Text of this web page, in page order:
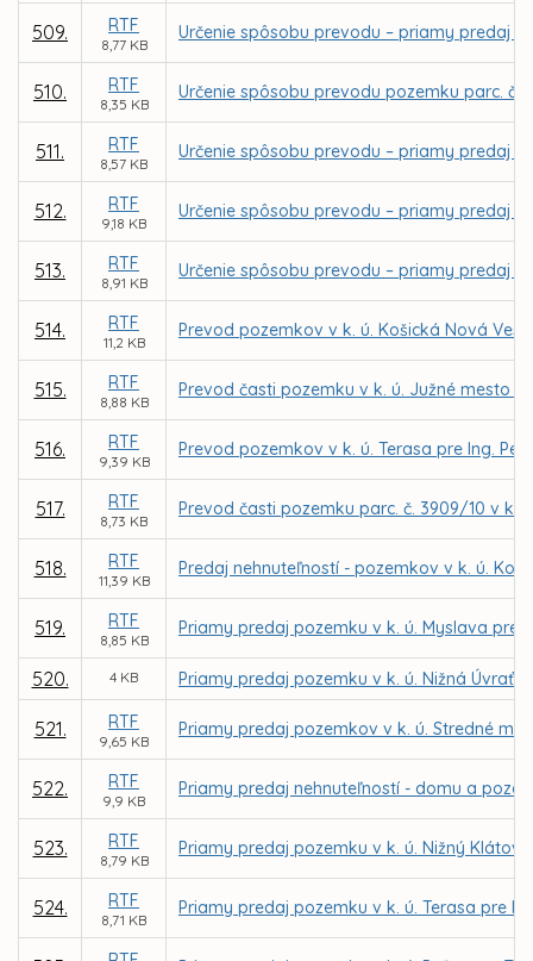
509. RTF
8,77 KB
Určenie spôsobu prevodu – priamy predaj
510. RTF
8,35 KB
Určenie spôsobu prevodu pozemku parc. č.
511. RTF
8,57 KB
Určenie spôsobu prevodu – priamy predaj
512. RTF
9,18 KB
Určenie spôsobu prevodu – priamy predaj
513. RTF
8,91 KB
Určenie spôsobu prevodu – priamy predaj
514. RTF
11,2 KB
Prevod pozemkov v k. ú. Košická Nová
515. RTF
8,88 KB
Prevod časti pozemku v k. ú. Južné mesto
516. RTF
9,39 KB
Prevod pozemkov v k. ú. Terasa pre Ing.
517. RTF
8,73 KB
Prevod časti pozemku parc. č. 3909/10 v k.
518. RTF
11,39 KB
Predaj nehnuteľností - pozemkov v k. ú.
519. RTF
8,85 KB
Priamy predaj pozemku v k. ú. Myslava pre
520. 4 KB Priamy predaj pozemku v k. ú. Nižná Úvrať
521. RTF
9,65 KB
Priamy predaj pozemkov v k. ú. Stredné
522. RTF
9,9 KB
Priamy predaj nehnuteľností - domu a
523. RTF
8,79 KB
Priamy predaj pozemku v k. ú. Nižný
524. RTF
8,71 KB
Priamy predaj pozemku v k. ú. Terasa pre